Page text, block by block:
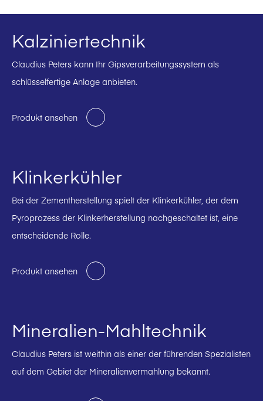
Kalziniertechnik
Claudius Peters kann Ihr Gipsverarbeitungssystem als
schlüsselfertige Anlage anbieten.
Produkt ansehen
Klinkerkühler
Bei der Zementherstellung spielt der Klinkerkühler, der dem
Pyroprozess der Klinkerherstellung nachgeschaltet ist, eine
entscheidende Rolle.
Produkt ansehen
Mineralien-Mahltechnik
Claudius Peters ist weithin als einer der führenden Spezialisten
auf dem Gebiet der Mineralienvermahlung bekannt.